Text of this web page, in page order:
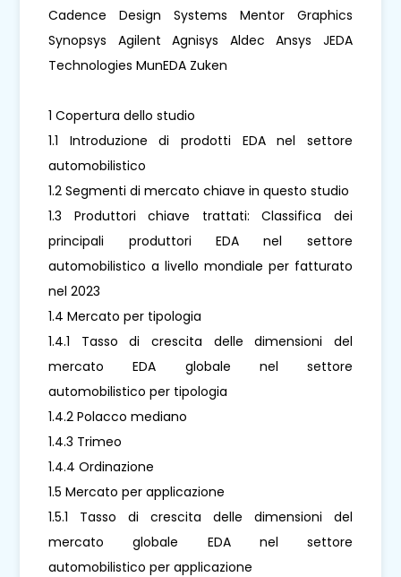
Cadence Design Systems Mentor Graphics
Synopsys Agilent Agnisys Aldec Ansys JEDA
Technologies MunEDA Zuken
1 Copertura dello studio
1.1 Introduzione di prodotti EDA nel settore
automobilistico
1.2 Segmenti di mercato chiave in questo studio
1.3 Produttori chiave trattati: Classifica dei
principali produttori EDA nel settore
automobilistico a livello mondiale per fatturato
nel 2023
1.4 Mercato per tipologia
1.4.1 Tasso di crescita delle dimensioni del
mercato EDA globale nel settore
automobilistico per tipologia
1.4.2 Polacco mediano
1.4.3 Trimeo
1.4.4 Ordinazione
1.5 Mercato per applicazione
1.5.1 Tasso di crescita delle dimensioni del
mercato globale EDA nel settore
automobilistico per applicazione